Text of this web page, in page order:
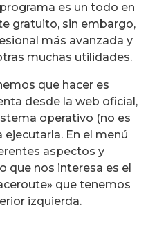
es un todo en
gratuito, sin embargo,
más avanzada y
muchas utilidades.
que hacer es
desde la web oficial,
operativo (no es
En el menú
aspectos y
que nos interesa es el
que tenemos
izquierda.